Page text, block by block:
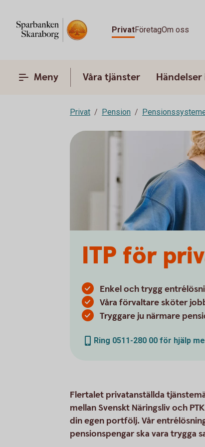
PrivatFöretagOm oss
Meny Våra tjänster
Privat Pension
ITP för
Enkel och trygg
Våra förvaltare sköter
Tryggare ju närmare
Ring 0511-280 00 för hjälp
Flertalet privatanställda
mellan Svenskt Näringsliv och
din egen portfölj. Vår
pensionspengar ska vara trygga